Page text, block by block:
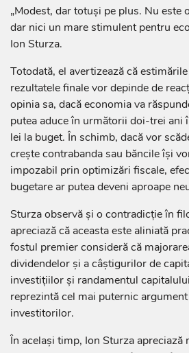
„Modest, dar totuși pe plus. Nu este
dar nici un mare stimulent pentru
Ion Sturza.
Totodată, el avertizează că
rezultatele finale vor depinde de
opinia sa, dacă economia va
putea aduce în următorii doi-trei ani
lei la buget. În schimb, dacă vor
crește contrabanda sau băncile își
impozabil prin optimizări fiscale,
bugetare ar putea deveni aproape
Sturza observă și o contradicție în
apreciază că aceasta este aliniată
fostul premier consideră că
dividendelor și a câștigurilor de
investițiilor și randamentul
reprezintă cel mai puternic
investitorilor.
În același timp, Ion Sturza apreciază